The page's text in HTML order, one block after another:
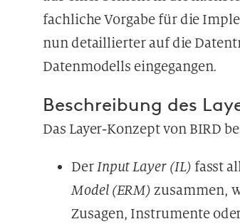
fachliche Vorgabe für die
nun detaillierter auf die
Datenmodells eingegangen.
Beschreibung des
Das Layer-Konzept von BIRD
DerInput Layer (IL) fasst
Model (ERM) zusammen,
Zusagen, Instrumente